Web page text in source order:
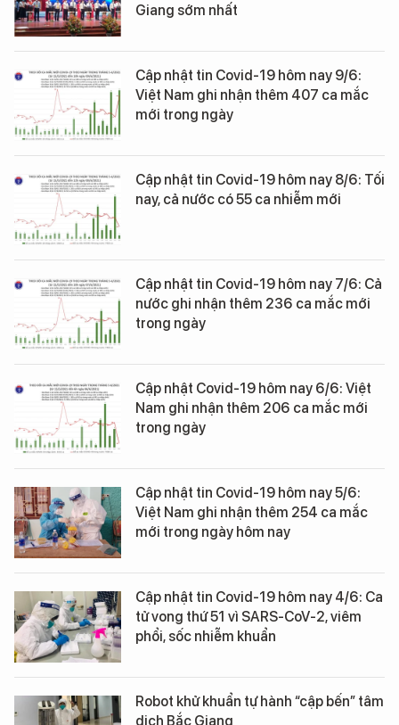
Giang sớm nhất
Cập nhật tin Covid-19 hôm nay 9/6:
Việt Nam ghi nhận thêm 407 ca mắc
mới trong ngày
Cập nhật tin Covid-19 hôm nay 8/6: Tối
nay, cả nước có 55 ca nhiễm mới
Cập nhật tin Covid-19 hôm nay 7/6: Cả
nước ghi nhận thêm 236 ca mắc mới
trong ngày
Cập nhật Covid-19 hôm nay 6/6: Việt
Nam ghi nhận thêm 206 ca mắc mới
trong ngày
Cập nhật tin Covid-19 hôm nay 5/6:
Việt Nam ghi nhận thêm 254 ca mắc
mới trong ngày hôm nay
Cập nhật tin Covid-19 hôm nay 4/6: Ca
tử vong thứ 51 vì SARS-CoV-2, viêm
phổi, sốc nhiễm khuẩn
Robot khử khuẩn tự hành “cập bến” tâm
dịch Bắc Giang